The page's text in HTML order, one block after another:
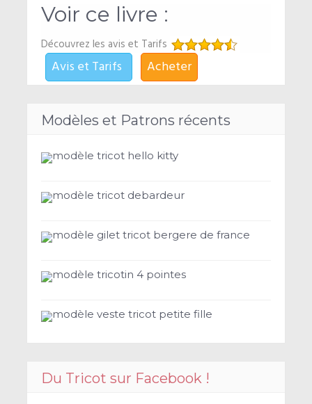
Voir ce livre :
Découvrez les avis et Tarifs
Acheter
Avis et Tarifs
Modèles et Patrons récents
modèle tricot hello kitty
modèle tricot debardeur
modèle gilet tricot bergere de france
modèle tricotin 4 pointes
modèle veste tricot petite fille
Du Tricot sur Facebook !